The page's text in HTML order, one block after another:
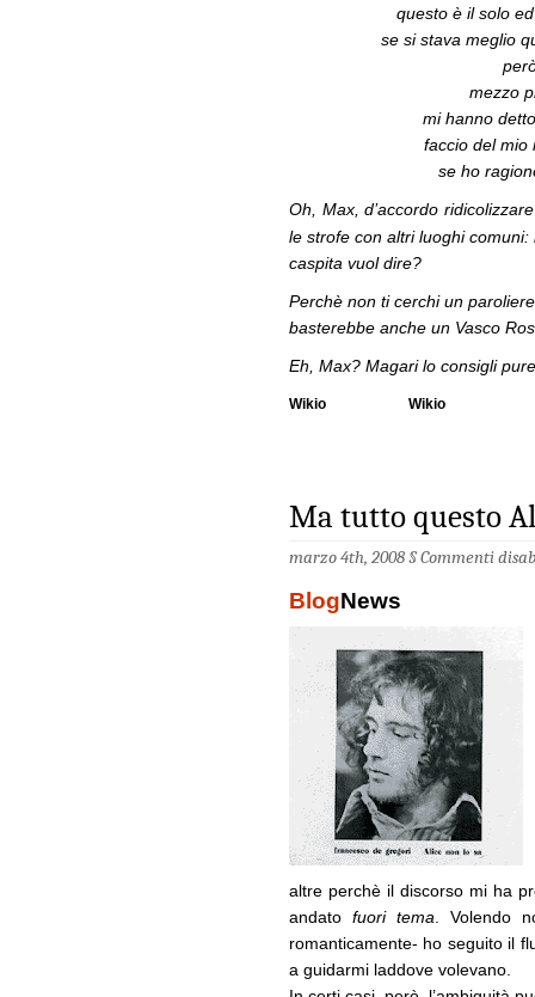
questo è il solo
se si stava meglio
mezzo
mi hanno
faccio del mio
se ho
Oh, Max, d’accordo
le strofe con altri luoghi comuni:
caspita vuol dire?
Perchè non ti cerchi un
basterebbe anche un Vasco
Eh, Max? Magari lo consigli
Wikio Wikio
Ma tutto questo
marzo 4th, 2008 §Commenti
BlogNews
altre perchè il discorso mi ha
andatofuori tema . Volendo
romanticamente- ho seguito il
a guidarmi laddove volevano.